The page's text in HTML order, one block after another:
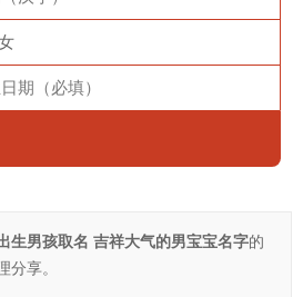
生男孩取名 吉祥大气的男宝宝名字的
分享。